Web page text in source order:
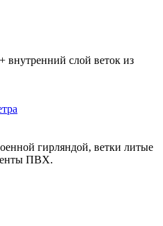
внутренний слой веток из
гирляндой, ветки литые
ПВХ.